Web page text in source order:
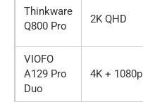
Thinkware
Q800 Pro
2K QHD
VIOFO
A129 Pro
Duo
4K + 1080p